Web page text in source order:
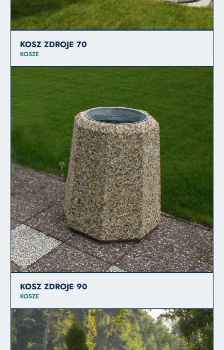
KOSZ ZDROJE 70
KOSZE
KOSZ ZDROJE 90
KOSZE